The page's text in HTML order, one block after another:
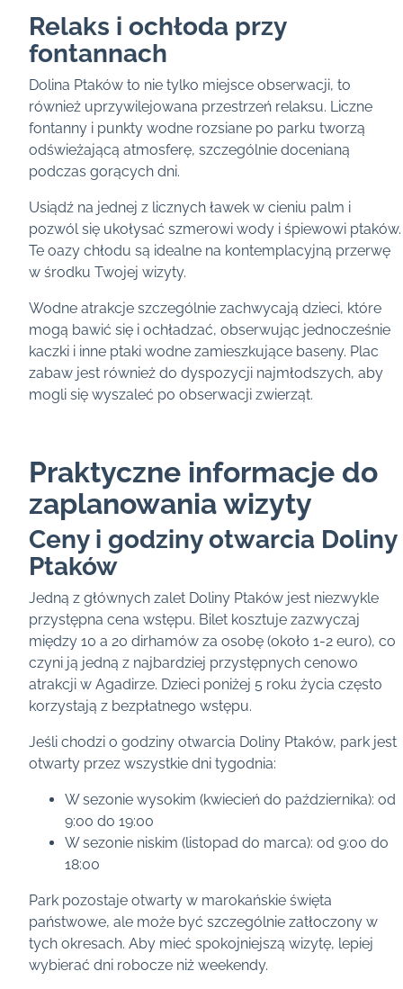
Relaks i ochłoda przy
fontannach
Dolina Ptaków to nie tylko miejsce obserwacji, to
również uprzywilejowana przestrzeń relaksu. Liczne
fontanny i punkty wodne rozsiane po parku tworzą
odświeżającą atmosferę, szczególnie docenianą
podczas gorących dni.
Usiądź na jednej z licznych ławek w cieniu palm i
pozwól się ukołysać szmerowi wody i śpiewowi ptaków.
Te oazy chłodu są idealne na kontemplacyjną przerwę
w środku Twojej wizyty.
Wodne atrakcje szczególnie zachwycają dzieci, które
mogą bawić się i ochładzać, obserwując jednocześnie
kaczki i inne ptaki wodne zamieszkujące baseny. Plac
zabaw jest również do dyspozycji najmłodszych, aby
mogli się wyszaleć po obserwacji zwierząt.
Praktyczne informacje do
zaplanowania wizyty
Ceny i godziny otwarcia Doliny
Ptaków
Jedną z głównych zalet Doliny Ptaków jest niezwykle
przystępna cena wstępu. Bilet kosztuje zazwyczaj
między 10 a 20 dirhamów za osobę (około 1-2 euro), co
czyni ją jedną z najbardziej przystępnych cenowo
atrakcji w Agadirze. Dzieci poniżej 5 roku życia często
korzystają z bezpłatnego wstępu.
Jeśli chodzi o godziny otwarcia Doliny Ptaków, park jest
otwarty przez wszystkie dni tygodnia:
W sezonie wysokim (kwiecień do października): od
9:00 do 19:00
W sezonie niskim (listopad do marca): od 9:00 do
18:00
Park pozostaje otwarty w marokańskie święta
państwowe, ale może być szczególnie zatłoczony w
tych okresach. Aby mieć spokojniejszą wizytę, lepiej
wybierać dni robocze niż weekendy.